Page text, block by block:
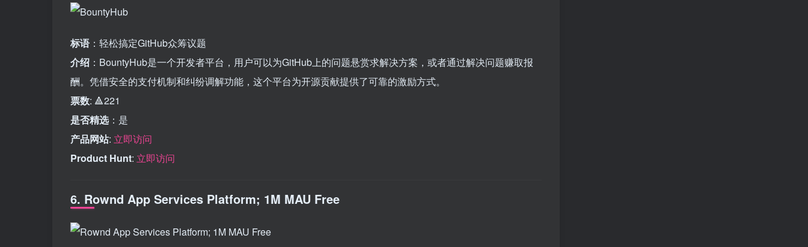
标语 ：轻松搞定GitHub众筹议题
介绍 ：BountyHub是一个开发者平台，用户可以为GitHub上的问题悬赏求解决方案，或者通过解决问题赚取报
酬。凭借安全的支付机制和纠纷调解功能，这个平台为开源贡献提供了可靠的激励方式。
票数: 🔺221
是否精选：是
产品网站: 立即访问
Product Hunt: 立即访问
6. Rownd App Services Platform; 1M MAU Free